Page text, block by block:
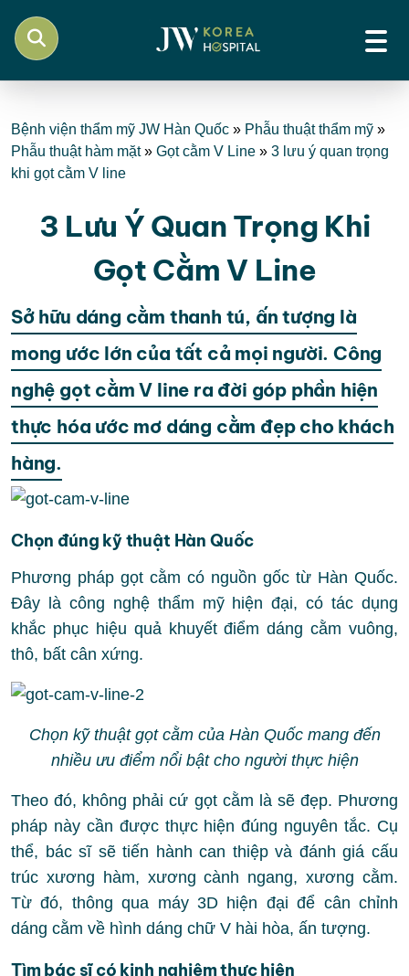
Bệnh viện thẩm mỹ JW Hàn Quốc » Phẫu thuật thẩm mỹ »
Phẫu thuật hàm mặt» Gọt cằm V Line » 3 lưu ý quan trọng
khi gọt cằm V line
3 Lưu Ý Quan Trọng Khi
Gọt Cằm V Line
Sở hữu dáng cằm thanh tú, ấn tượng là
mong ước lớn của tất cả mọi người. Công
nghệ gọt cằm V line ra đời góp phần hiện
thực hóa ước mơ dáng cằm đẹp cho khách
hàng.
Chọn đúng kỹ thuật Hàn Quốc
Phương pháp gọt cằm có nguồn gốc từ Hàn Quốc.
Đây là công nghệ thẩm mỹ hiện đại, có tác dụng
khắc phục hiệu quả khuyết điểm dáng cằm vuông,
thô, bất cân xứng.
Chọn kỹ thuật gọt cằm của Hàn Quốc mang đến
nhiều ưu điểm nổi bật cho người thực hiện
Theo đó, không phải cứ gọt cằm là sẽ đẹp. Phương
pháp này cần được thực hiện đúng nguyên tắc. Cụ
thể, bác sĩ sẽ tiến hành can thiệp và đánh giá cấu
trúc xương hàm, xương cành ngang, xương cằm.
Từ đó, thông qua máy 3D hiện đại để cân chỉnh
dáng cằm về hình dáng chữ V hài hòa, ấn tượng.
Tìm bác sĩ có kinh nghiệm thực hiện